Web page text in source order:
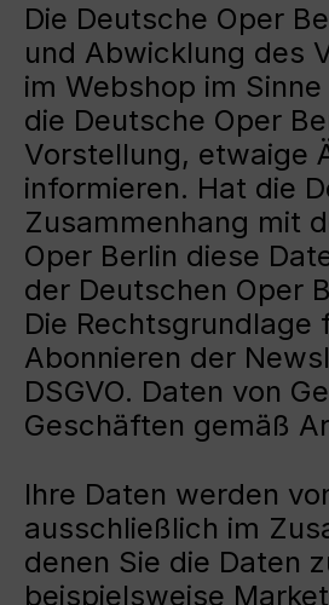
Die Deutsche Oper
und Abwicklung des
im Webshop im
die Deutsche Oper
Vorstellung, etwaige
informieren. Hat die
Zusammenhang mit
Oper Berlin diese
der Deutschen Oper
Die Rechtsgrundlage
Abonnieren der
DSGVO. Daten von
Geschäften gemäß
Ihre Daten werden
ausschließlich im
denen Sie die Daten
beispielsweise